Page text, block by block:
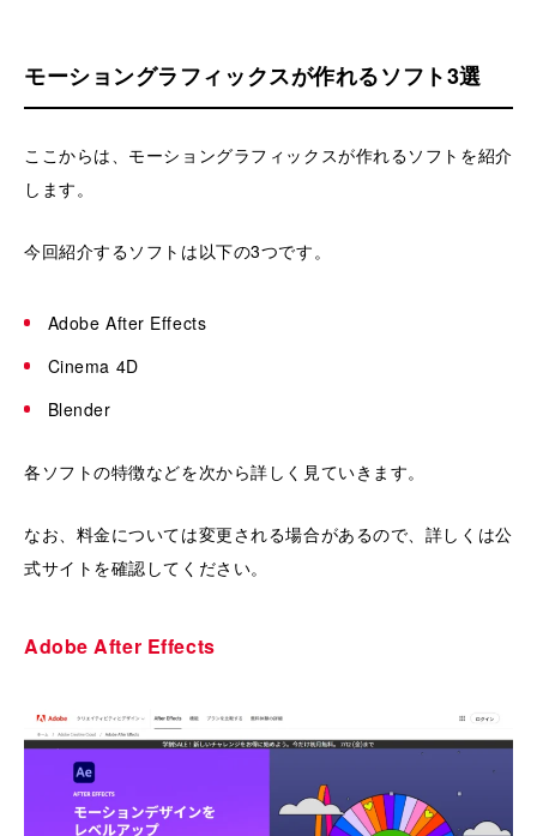
モーショングラフィックスが作れるソフト3選
ここからは、モーショングラフィックスが作れるソフトを紹介
します。
今回紹介するソフトは以下の3つです。
Adobe After Effects
Cinema 4D
Blender
各ソフトの特徴などを次から詳しく見ていきます。
なお、料金については変更される場合があるので、詳しくは公
式サイトを確認してください。
Adobe After Effects